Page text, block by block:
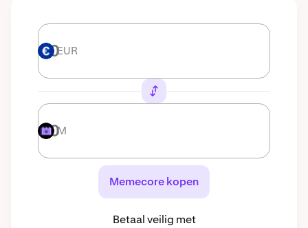
EUR EUR
M M
Memecore kopen
Betaal veilig met